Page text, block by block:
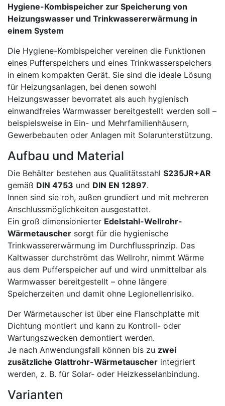
Hygiene-Kombispeicher zur Speicherung von
Heizungswasser und Trinkwassererwärmung in
einem System
Die Hygiene-Kombispeicher vereinen die Funktionen
eines Pufferspeichers und eines Trinkwasserspeichers
in einem kompakten Gerät. Sie sind die ideale Lösung
für Heizungsanlagen, bei denen sowohl
Heizungswasser bevorratet als auch hygienisch
einwandfreies Warmwasser bereitgestellt werden soll –
beispielsweise in Ein- und Mehrfamilienhäusern,
Gewerbebauten oder Anlagen mit Solarunterstützung.
Aufbau und Material
Die Behälter bestehen aus Qualitätsstahl S235JR+AR
gemäß DIN 4753 und DIN EN 12897.
Innen sind sie roh, außen grundiert und mit mehreren
Anschlussmöglichkeiten ausgestattet.
Ein groß dimensionierter Edelstahl-Wellrohr-
Wärmetauscher sorgt für die hygienische
Trinkwassererwärmung im Durchflussprinzip. Das
Kaltwasser durchströmt das Wellrohr, nimmt Wärme
aus dem Pufferspeicher auf und wird unmittelbar als
Warmwasser bereitgestellt – ohne längere
Speicherzeiten und damit ohne Legionellenrisiko.
Der Wärmetauscher ist über eine Flanschplatte mit
Dichtung montiert und kann zu Kontroll- oder
Wartungszwecken demontiert werden.
Je nach Anwendungsfall können bis zu zwei
zusätzliche Glattrohr-Wärmetauscher integriert
werden, z. B. für Solar- oder Heizkesselanbindung.
Varianten